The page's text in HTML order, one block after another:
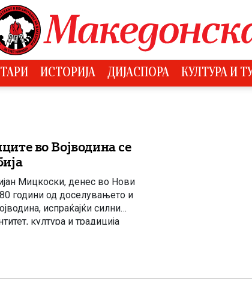
ИСТОРИЈА ДИЈАСПОРА КУЛТУРА И
во Војводина се
Мицкоски, денес во Нови
години од доселувањето и
испраќајќи силни
култура и традиција
истакна дека овој